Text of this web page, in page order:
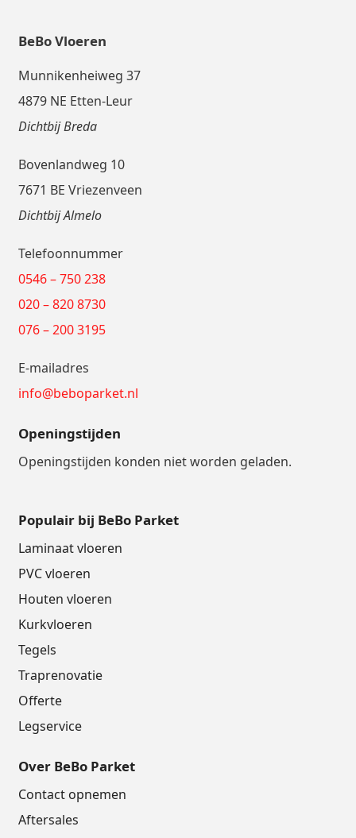
BeBo Vloeren
Munnikenheiweg 37
4879 NE Etten-Leur
Dichtbij Breda
Bovenlandweg 10
7671 BE Vriezenveen
Dichtbij Almelo
Telefoonnummer
0546 – 750 238
020 – 820 8730
076 – 200 3195
E-mailadres
info@beboparket.nl
Openingstijden
Openingstijden konden niet worden geladen.
Populair bij BeBo Parket
Laminaat vloeren
PVC vloeren
Houten vloeren
Kurkvloeren
Tegels
Traprenovatie
Offerte
Legservice
Over BeBo Parket
Contact opnemen
Aftersales